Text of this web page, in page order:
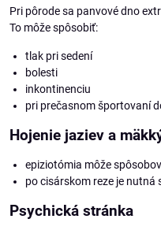
Pri pôrode sa panvové dno
To môže spôsobiť:
tlak pri sedení
bolesti
inkontinenciu
pri prečasnom športovaní
Hojenie jaziev a
epiziotómia môže
po cisárskom reze je
Psychická stránka